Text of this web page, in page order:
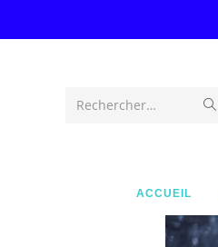
Rechercher…
ACCUEIL